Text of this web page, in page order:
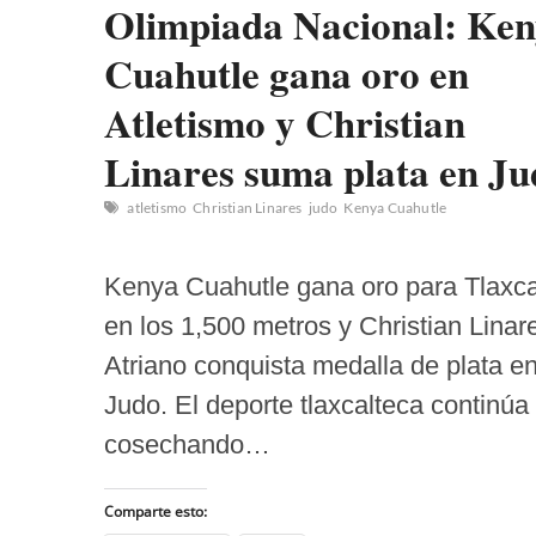
Olimpiada Nacional:
Cuahutle gana oro en
Atletismo y Christian
Linares suma plata en
atletismo Christian Linares judo Kenya Cuahutle
Kenya Cuahutle gana oro para
en los 1,500 metros y Christian
Atriano conquista medalla de plata en
Judo. El deporte tlaxcalteca continúa
cosechando…
Comparte esto: